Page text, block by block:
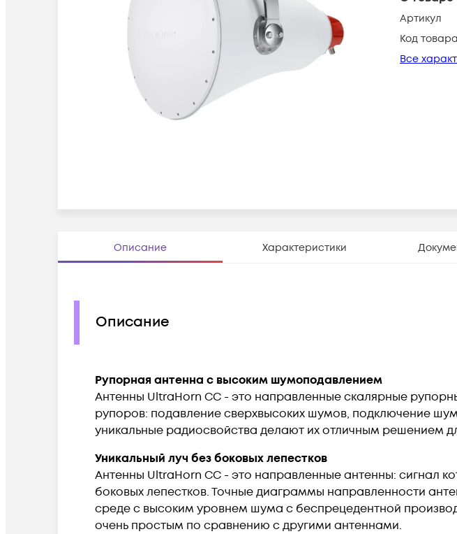
Артикул
Код товара
Все
Описание Характеристики
Описание
Рупорная антенна с высоким шумоподавлением
Антенны UltraHorn CC - это направленные скалярные
рупоров: подавление сверхвысоких шумов, подключение
уникальные радиосвойства делают их отличным решением
Уникальный луч без боковых лепестков
Антенны UltraHorn CC - это направленные антенны: сигнал
боковых лепестков. Точные диаграммы направленности
среде с высоким уровнем шума с беспрецедентной
очень простым по сравнению с другими антеннами.